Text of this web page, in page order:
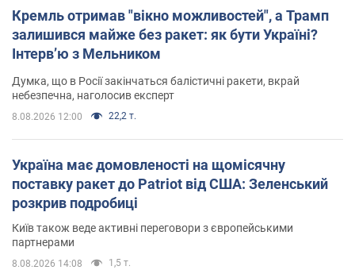
Кремль отримав "вікно можливостей", а Трамп
залишився майже без ракет: як бути Україні?
Інтерв’ю з Мельником
Думка, що в Росії закінчаться балістичні ракети, вкрай
небезпечна, наголосив експерт
8.08.2026 12:00 22,2 т.
Україна має домовленості на щомісячну
поставку ракет до Patriot від США: Зеленський
розкрив подробиці
Київ також веде активні переговори з європейськими
партнерами
8.08.2026 14:08 1,5 т.